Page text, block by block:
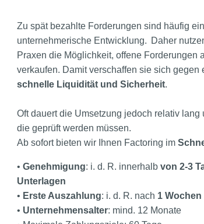
Zu spät bezahlte Forderungen sind häufig
unternehmerische Entwicklung. Daher
Praxen die Möglichkeit, offene Forderungen
verkaufen. Damit verschaffen sie sich gegen
schnelle Liquidität und Sicherheit.
Oft dauert die Umsetzung jedoch relativ
die geprüft werden müssen.
Ab sofort bieten wir Ihnen Factoring im
• Genehmigung: i. d. R. innerhalbvon 2-3
Unterlagen
• Erste Auszahlung: i. d. R. nach 1 Wochen
• Unternehmensalter: mind. 12 Monate